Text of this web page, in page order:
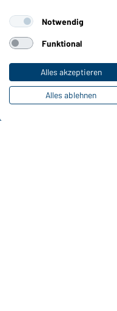
Notwendig
Funktional
Alles akzeptieren
Alles ablehnen